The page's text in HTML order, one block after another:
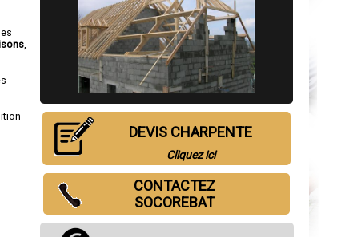
,
DEVIS CHARPENTE
Cliquez ici
CONTACTEZ
SOCOREBAT